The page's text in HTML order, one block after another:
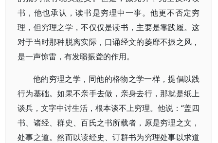
书，他也承认，读书是穷理中一事。他更不否定穷
理，但穷理之学，不仅仅是读书，主要是靠践履。这
对于当时那种脱离实际，口诵经文的萎靡不振之风，
是一声惊雷，有发聩振聋的作用。
他的穷理之学，同他的格物之学一样，提倡以践
行为基础。如果不亲手去做，亲身去行，那就是纸上
谈兵，文字中讨生活，根本谈不上穷理。他说：“盖四
书、诸经、群史、百氏之书所载者，原是穷理之文，
处事之道。然而以读经史、订群书为穷理处事以求道